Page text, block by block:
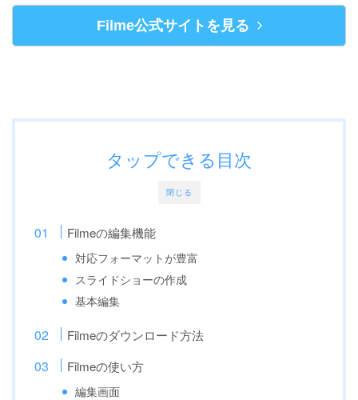
Filme公式サイトを見る
閉じる
タップできる目次
Filmeの編集機能
対応フォーマットが豊富
スライドショーの作成
基本編集
Filmeのダウンロード方法
Filmeの使い方
編集画面